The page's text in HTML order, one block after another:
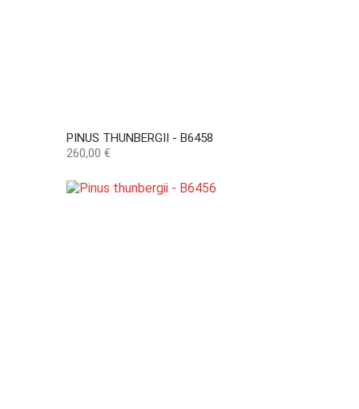
PINUS THUNBERGII - B6458
Preço
260,00 €